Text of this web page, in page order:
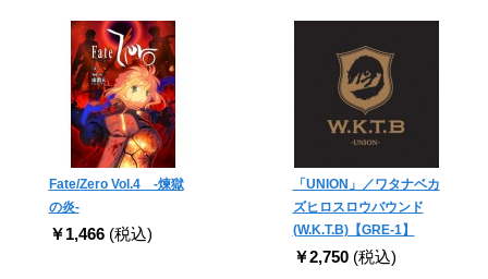
Fate/Zero Vol.4 -煉獄
の炎-
￥1,466 (税込)
「UNION」／ワタナベカ
ズヒロスロウバウンド
(W.K.T.B)【GRE-1】
￥2,750 (税込)